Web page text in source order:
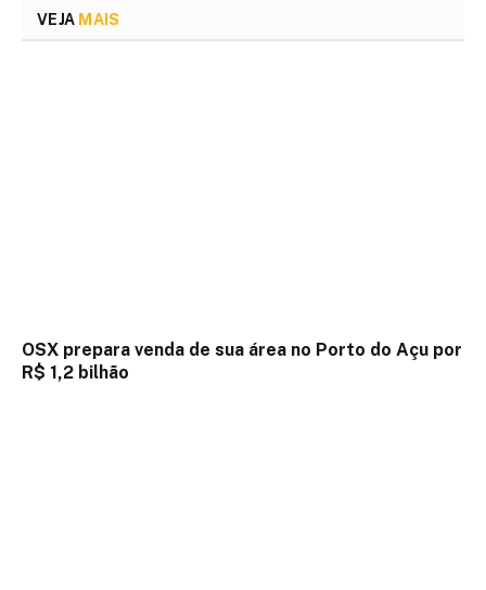
VEJA MAIS
OSX prepara venda de sua área no Porto do Açu por
R$ 1,2 bilhão